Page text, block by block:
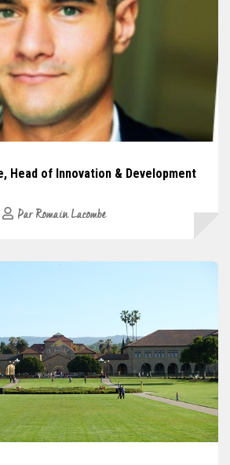
Head of Innovation & Development
Par Romain Lacombe